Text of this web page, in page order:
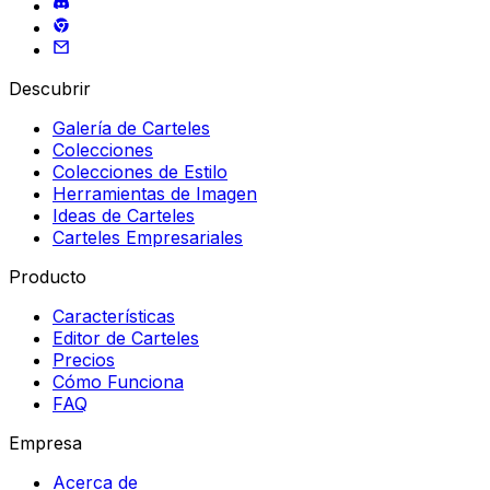
Descubrir
Galería de Carteles
Colecciones
Colecciones de Estilo
Herramientas de Imagen
Ideas de Carteles
Carteles Empresariales
Producto
Características
Editor de Carteles
Precios
Cómo Funciona
FAQ
Empresa
Acerca de